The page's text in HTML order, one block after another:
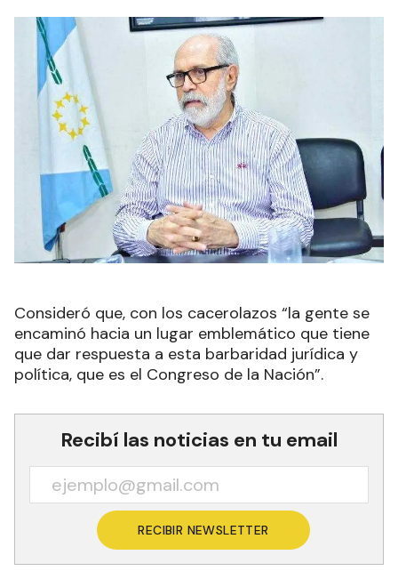
Consideró que, con los cacerolazos “la gente se
encaminó hacia un lugar emblemático que tiene
que dar respuesta a esta barbaridad jurídica y
política, que es el Congreso de la Nación”.
Recibí las noticias en tu email
RECIBIR NEWSLETTER